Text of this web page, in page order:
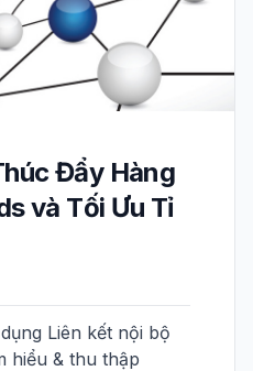
Đẩy Hàng
và Tối Ưu Tỉ
Liên kết nội bộ
hiểu & thu thập